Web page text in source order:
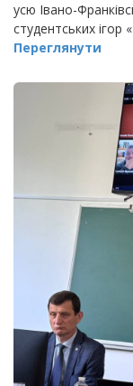
усю Івано-
студентських ігор
Переглянути